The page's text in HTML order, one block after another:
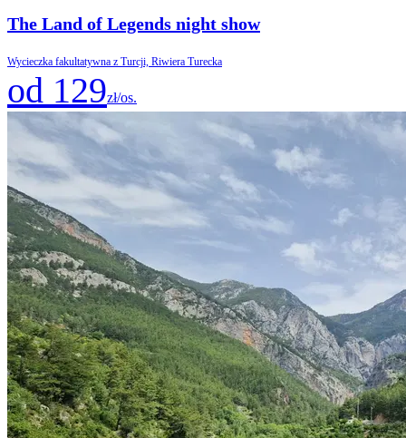
The Land of Legends night show
Wycieczka fakultatywna z Turcji, Riwiera Turecka
od 129zł/os.